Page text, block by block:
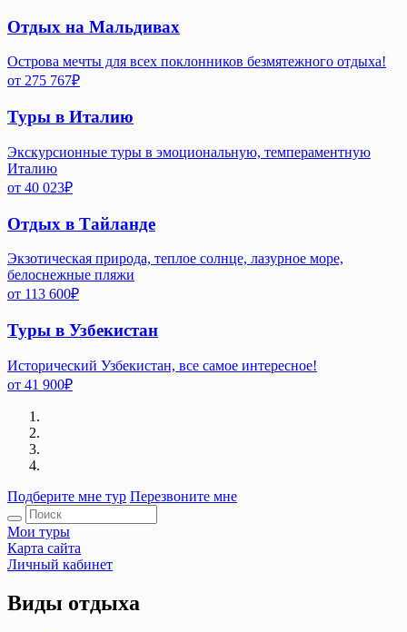
Отдых на Мальдивах
Острова мечты для всех поклонников безмятежного отдыха!
от 275 767₽
Туры в Италию
Экскурсионные туры в эмоциональную, темпераментную
Италию
от 40 023₽
Отдых в Тайланде
Экзотическая природа, теплое солнце, лазурное море,
белоснежные пляжи
от 113 600₽
Туры в Узбекистан
Исторический Узбекистан, все самое интересное!
от 41 900₽
Подберите мне тур Перезвоните мне
Мои туры
Карта сайта
Личный кабинет
Виды отдыха